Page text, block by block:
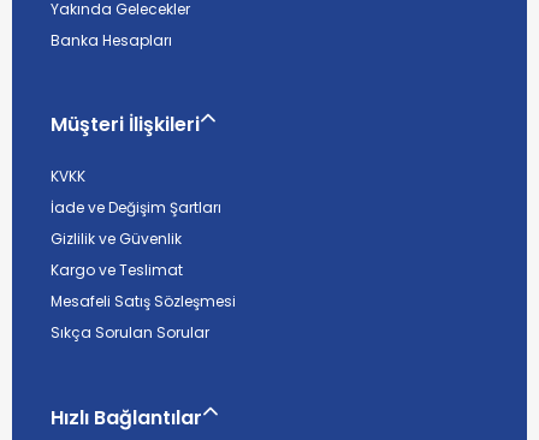
Yakında Gelecekler
Banka Hesapları
Müşteri İlişkileri
KVKK
İade ve Değişim Şartları
Gizlilik ve Güvenlik
Kargo ve Teslimat
Mesafeli Satış Sözleşmesi
Sıkça Sorulan Sorular
Hızlı Bağlantılar